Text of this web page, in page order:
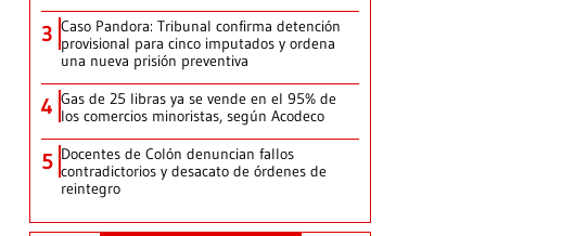
3 Caso Pandora: Tribunal confirma detención
provisional para cinco imputados y ordena
una nueva prisión preventiva
4 Gas de 25 libras ya se vende en el 95% de
los comercios minoristas, según Acodeco
5 Docentes de Colón denuncian fallos
contradictorios y desacato de órdenes de
reintegro